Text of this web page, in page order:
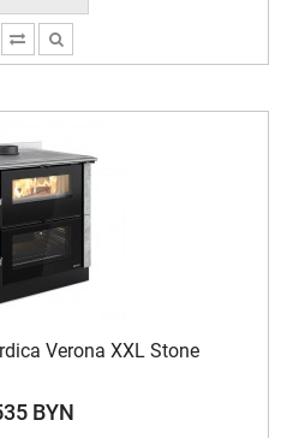
Verona XXL Stone
BYN